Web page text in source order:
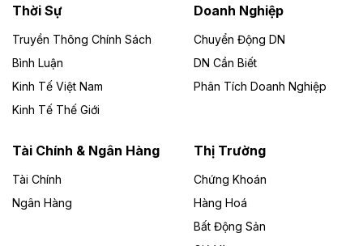
Dự án Nhà máy xử lý rác và phát điện Bắc Giang do
Công ty TNHH Năng lượng môi trường Bắc Giang làm
Theo vietnamfinance.vn
Đức Long Gia Lai mở rộng ‘hệ sinh thái’
Lai
Bốn doanh nghiệp có sự góp vốn của Công ty Cổ
phần Tập đoàn Đức Long Gia Lai (HoSE: DLG) được
Gia Lai với tổng vốn hơn 4.750 tỷ đồng.
Thời Sự
Truyền Thông Chính Sách
Bình Luận
Kinh Tế Việt Nam
Kinh Tế Thế Giới
Doanh Nghiệp
Chuyển Động DN
DN Cần Biết
Phân Tích Doanh Nghiệp
Tài Chính & Ngân Hàng
Tài Chính
Ngân Hàng
Thị Trường
Chứng Khoán
Hàng Hoá
Bất Động Sản